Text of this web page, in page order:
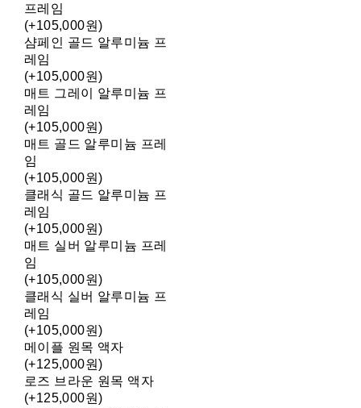
프레임
(+105,000원)
샴페인 골드 알루미늄 프
레임
(+105,000원)
매트 그레이 알루미늄 프
레임
(+105,000원)
매트 골드 알루미늄 프레
임
(+105,000원)
클래식 골드 알루미늄 프
레임
(+105,000원)
매트 실버 알루미늄 프레
임
(+105,000원)
클래식 실버 알루미늄 프
레임
(+105,000원)
메이플 원목 액자
(+125,000원)
로즈 브라운 원목 액자
(+125,000원)